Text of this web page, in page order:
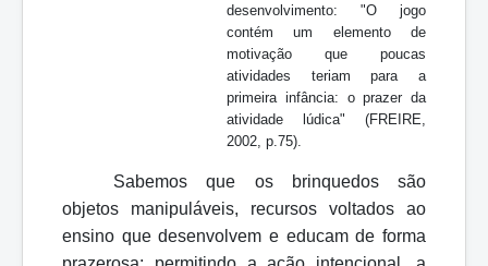
desenvolvimento: "O jogo
contém um elemento de
motivação que poucas
atividades teriam para a
primeira infância: o prazer da
atividade lúdica" (FREIRE,
2002, p.75).
Sabemos que os brinquedos são
objetos manipuláveis, recursos voltados ao
ensino que desenvolvem e educam de forma